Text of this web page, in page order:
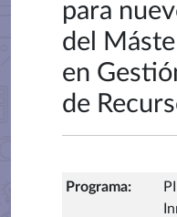
para
del
en
de
Programa: